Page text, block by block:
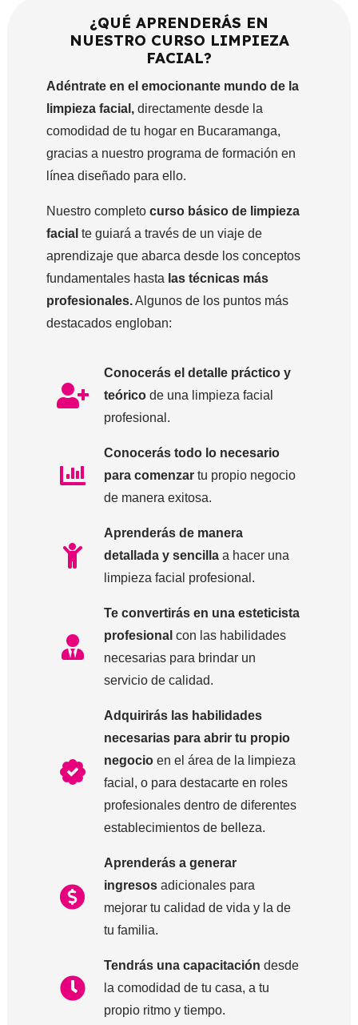
¿QUÉ APRENDERÁS EN
NUESTRO CURSO LIMPIEZA
FACIAL?
Adéntrate en el emocionante mundo de la
limpieza facial, directamente desde la
comodidad de tu hogar en Bucaramanga,
gracias a nuestro programa de formación en
línea diseñado para ello.
Nuestro completo curso básico de limpieza
facial te guiará a través de un viaje de
aprendizaje que abarca desde los conceptos
fundamentales hasta las técnicas más
profesionales.Algunos de los puntos más
destacados engloban:
Conocerás el detalle práctico y
teóricode una limpieza facial
profesional.
Conocerás todo lo necesario
para comenzartu propio negocio
de manera exitosa.
Aprenderás de manera
detallada y sencillaa hacer una
limpieza facial profesional.
Te convertirás en una esteticista
profesional con las habilidades
necesarias para brindar un
servicio de calidad.
Adquirirás las habilidades
necesarias para abrir tu propio
negocioen el área de la limpieza
facial, o para destacarte en roles
profesionales dentro de diferentes
establecimientos de belleza.
Aprenderás a generar
ingresosadicionales para
mejorar tu calidad de vida y la de
tu familia.
Tendrás una capacitación desde
la comodidad de tu casa, a tu
propio ritmo y tiempo.